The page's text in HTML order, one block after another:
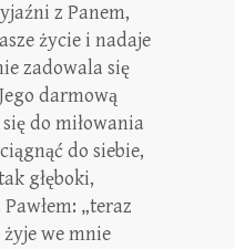
z Panem,
życie i nadaje
zadowala się
darmową
do miłowania
do siebie,
głęboki,
„teraz
we mnie